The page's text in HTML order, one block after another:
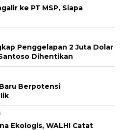
ke PT MSP, Siapa
Penggelapan 2 Juta Dolar
Dihentikan
Berpotensi
Ekologis, WALHI Catat